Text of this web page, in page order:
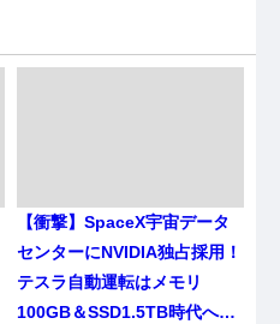
【衝撃】SpaceX宇宙データ
センターにNVIDIA独占採用！
テスラ自動運転はメモリ
100GB＆SSD1.5TB時代へ…